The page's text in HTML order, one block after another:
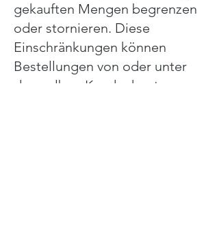
gekauften Mengen begrenzen
oder stornieren. Diese
Einschränkungen können
Bestellungen von oder unter
demselben Kundenkonto,